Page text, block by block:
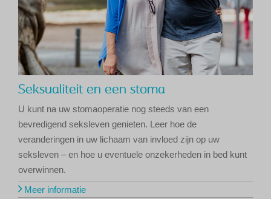
Seksualiteit en een stoma
U kunt na uw stomaoperatie nog steeds van een
bevredigend seksleven genieten. Leer hoe de
veranderingen in uw lichaam van invloed zijn op uw
seksleven – en hoe u eventuele onzekerheden in bed kunt
overwinnen.
Meer informatie